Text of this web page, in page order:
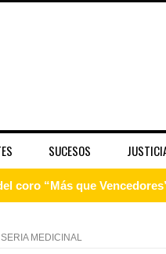
SUCESOS
coro “Más que
MEDICINAL